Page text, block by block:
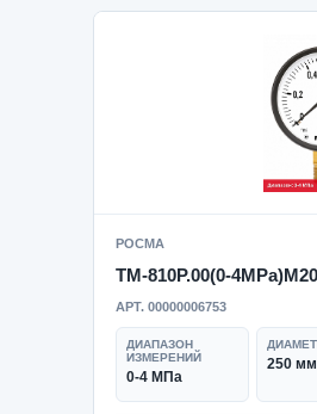
РОСМА
ТМ-810Р.00(0-
АРТ. 00000006753
ДИАПАЗОН
ИЗМЕРЕНИЙ
0-4 МПа
250 мм